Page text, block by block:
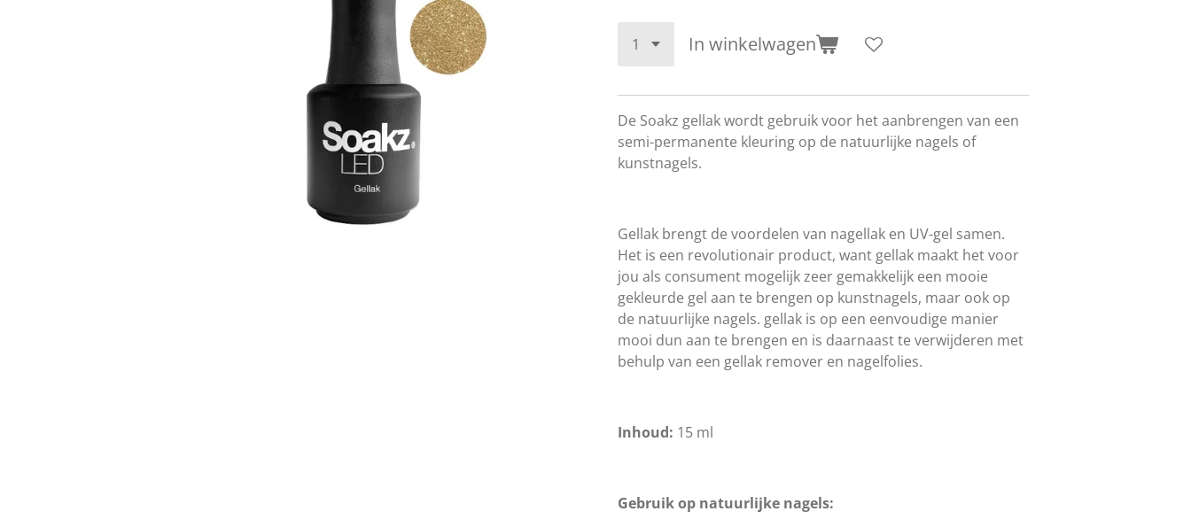
In winkelwagen
De Soakz gellak wordt gebruik voor het aanbrengen van een
semi-permanente kleuring op de natuurlijke nagels of
kunstnagels.
Gellak brengt de voordelen van nagellak en UV-gel samen.
Het is een revolutionair product, want gellak maakt het voor
jou als consument mogelijk zeer gemakkelijk een mooie
gekleurde gel aan te brengen op kunstnagels, maar ook op
de natuurlijke nagels. gellak is op een eenvoudige manier
mooi dun aan te brengen en is daarnaast te verwijderen met
behulp van een gellak remover en nagelfolies.
Inhoud: 15 ml
Gebruik op natuurlijke nagels: